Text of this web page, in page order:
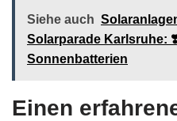
Siehe auch
Solarparade Karlsruhe:
Sonnenbatterien
Einen